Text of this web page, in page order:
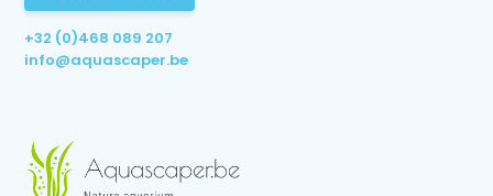
+32 (0)468 089 207
info@aquascaper.be